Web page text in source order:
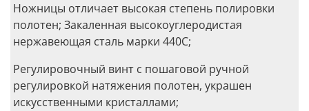
Ножницы отличает высокая степень полировки
полотен; Закаленная высокоуглеродистая
нержавеющая сталь марки 440С;
Регулировочный винт с пошаговой ручной
регулировкой натяжения полотен, украшен
искусственными кристаллами;